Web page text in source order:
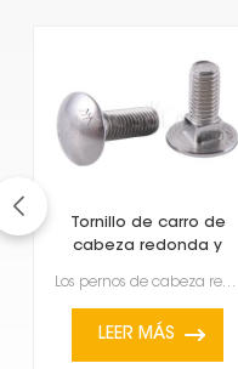
Tornillo de carro de
cabeza redonda y
acero inoxidable
Los pernos de cabeza redonda y cuello cuadrado de acero inoxidable son un tipo específico de sujetad...
LEER MÁS